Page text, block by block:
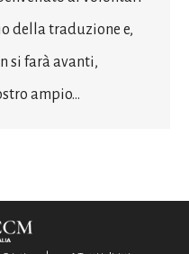
della traduzione e,
si farà avanti,
ampio…